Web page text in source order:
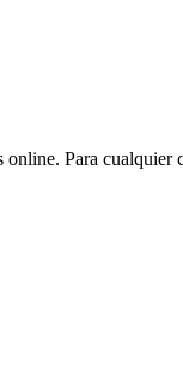
Para cualquier